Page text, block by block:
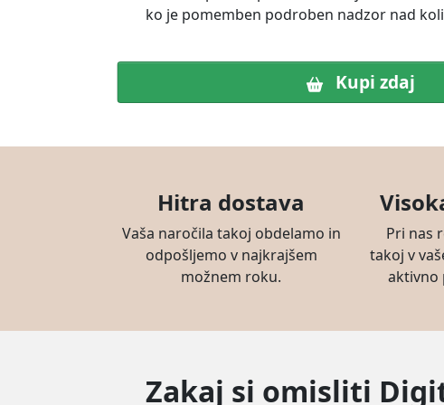
ko je pomemben podroben nadzor nad
Kupi zdaj
Hitra dostava
Vaša naročila takoj obdelamo in
odpošljemo v najkrajšem
možnem roku.
Pri nas
takoj v
aktivno
Zakaj si omisliti